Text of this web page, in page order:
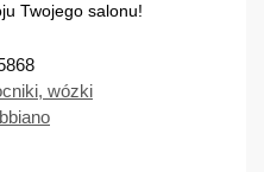
Twojego salonu!
wózki